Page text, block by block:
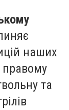
наших
правому
та